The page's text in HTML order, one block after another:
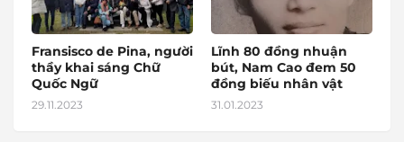
Fransisco de Pina, người
thầy khai sáng Chữ
Quốc Ngữ
29.11.2023
Lĩnh 80 đồng nhuận
bút, Nam Cao đem 50
đồng biếu nhân vật
31.01.2023